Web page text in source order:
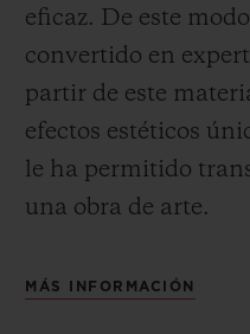
eficaz. De este
convertido en
partir de este
efectos estéticos
le ha permitido
una obra de arte.
MÁS INFORMACIÓN